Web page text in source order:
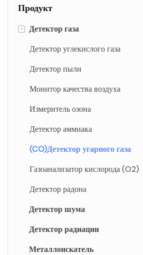
Продукт
- Детектор газа
Детектор углекислого газа
Детектор пыли
Монитор качества воздуха
Измеритель озона
Детектор аммиака
(CO)Детектор угарного газа
Газоанализатор кислорода (O2)
Детектор радона
Детектор шума
Детектор радиации
Металлоискатель